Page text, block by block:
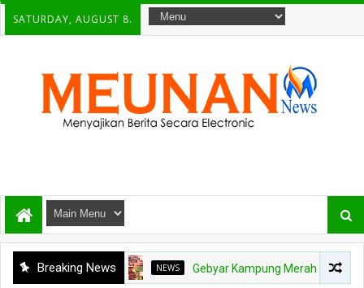
SATURDAY, AUGUST 8.
Breaking News
NEWS Gebyar Kampung Merah Putih Berhadiah